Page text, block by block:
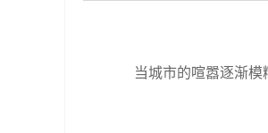
当城市的喧嚣逐渐模